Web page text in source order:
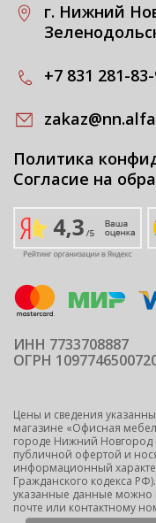
г. Нижний
+7 831 281-
Политика
Согласие на
ИНН 7733708887
ОГРН
Цены и сведения
магазине «Офисная
городе Нижний Новгород
публичной офертой и
информационный
Гражданского кодекса
указанные данные можно
почте или контактному